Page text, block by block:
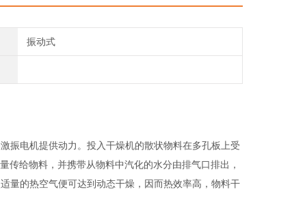
振动式
振电机提供动力。投入干燥机的散状物料在多孔板上受
给物料，并携带从物料中汽化的水分由排气口排出，
量的热空气便可达到动态干燥，因而热效率高，物料干